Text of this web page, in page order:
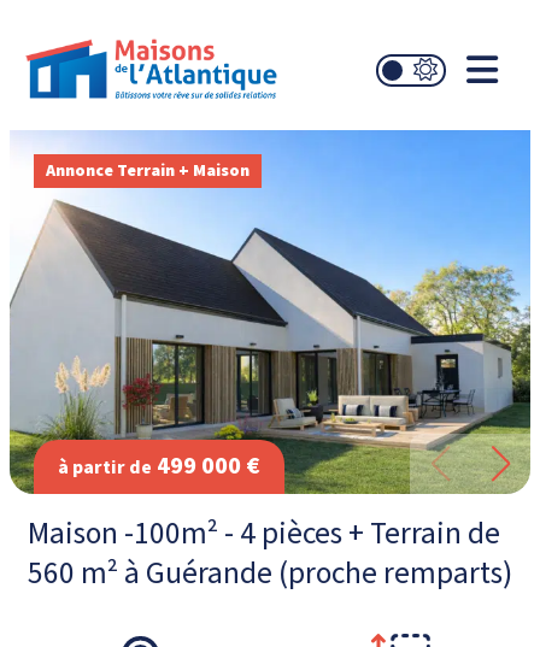
à partir de 499 000 €
Annonce Terrain + Maison
Maison -100m² - 4 pièces + Terrain de
560 m² à Guérande (proche remparts)